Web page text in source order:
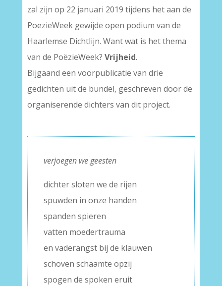
zal zijn op 22 januari 2019 tijdens het aan de
PoezieWeek gewijde open podium van de
Haarlemse Dichtlijn. Want wat is het thema
van de PoëzieWeek? Vrijheid.
Bijgaand een voorpublicatie van drie
gedichten uit de bundel, geschreven door de
organiserende dichters van dit project.
verjoegen we geesten
dichter sloten we de rijen
spuwden in onze handen
spanden spieren
vatten moedertrauma
en vaderangst bij de klauwen
schoven schaamte opzij
spogen de spoken eruit